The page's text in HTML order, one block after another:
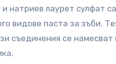
натриев лаурет сулфат
видове паста за зъби.
съединения се